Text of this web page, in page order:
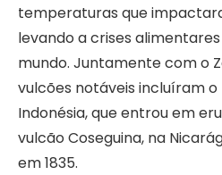
temperaturas que
levando a crises
mundo. Juntamente com o
vulcões notáveis incluíram
Indonésia, que entrou em
vulcão Coseguina, na
em 1835.